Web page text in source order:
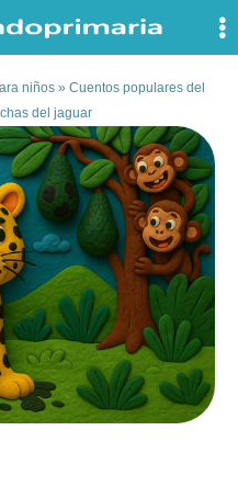
niños » Cuentos populares del
del jaguar